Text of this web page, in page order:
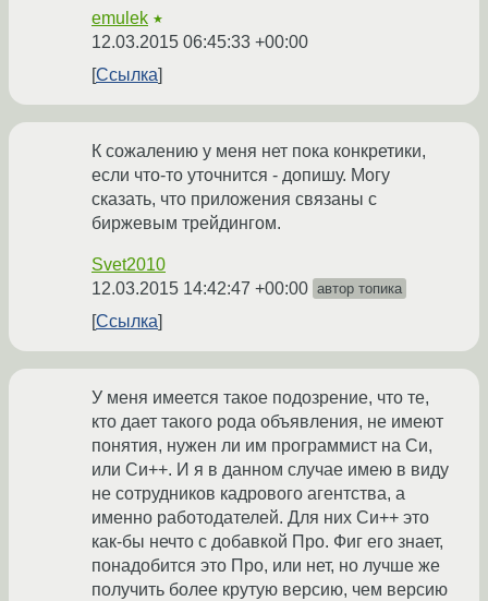
emulek ★
12.03.2015 06:45:33 +00:00
Ссылка
К сожалению у меня нет пока конкретики,
если что-то уточнится - допишу. Могу
сказать, что приложения связаны с
биржевым трейдингом.
Svet2010
12.03.2015 14:42:47 +00:00 автор топика
Ссылка
У меня имеется такое подозрение, что те,
кто дает такого рода объявления, не имеют
понятия, нужен ли им программист на Си,
или Си++. И я в данном случае имею в виду
не сотрудников кадрового агентства, а
именно работодателей. Для них Си++ это
как-бы нечто с добавкой Про. Фиг его знает,
понадобится это Про, или нет, но лучше же
получить более крутую версию, чем версию